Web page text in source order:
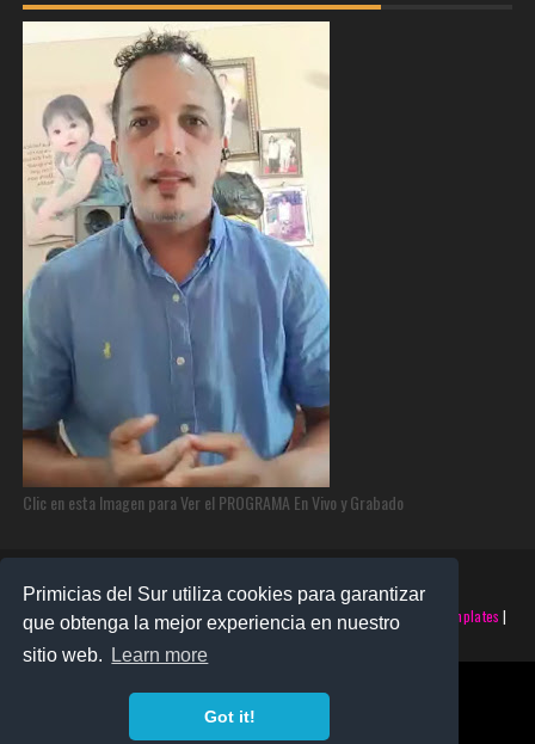
Primicias del Sur utiliza cookies para garantizar
que obtenga la mejor experiencia en nuestro
sitio web.
Learn more
Got it!
Clic en esta Imagen para Ver el PROGRAMA En Vivo y Grabado
©2025 PRIMICIAS DEL SUR | Derechos Reservados | Creado con SoraTemplates |
Realizado porSANTO MONTERO